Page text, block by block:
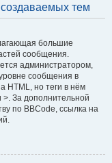
тем
большие
сообщения.
администратором,
сообщения в
HTML, но теги в нём
>. За дополнительной
по BBCode, ссылка на